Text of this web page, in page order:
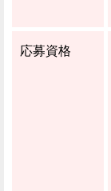
応募資格